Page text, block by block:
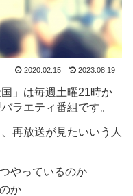
2020.02.15 2023.08.19
」は毎週土曜21時か
ラエティ番組です。
再放送が見たいいう人
やっているのか
か